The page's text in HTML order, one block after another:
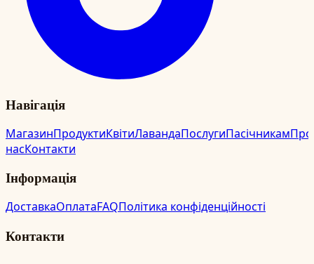
Навігація
МагазинПродуктиКвітиЛавандаПослугиПасічникамПро
насКонтакти
Інформація
ДоставкаОплатаFAQПолітика конфіденційності
Контакти